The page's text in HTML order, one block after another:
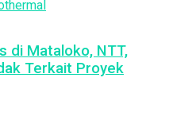
di Mataloko, NTT,
Terkait Proyek